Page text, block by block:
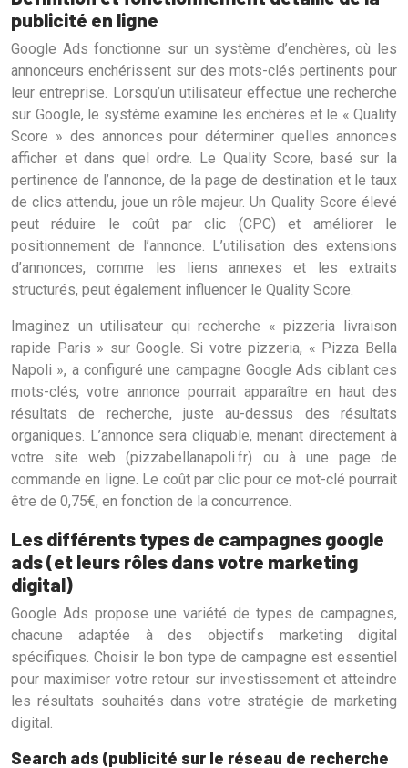
publicité en ligne
Google Ads fonctionne sur un système d’enchères, où les
annonceurs enchérissent sur des mots-clés pertinents pour
leur entreprise. Lorsqu’un utilisateur effectue une recherche
sur Google, le système examine les enchères et le « Quality
Score » des annonces pour déterminer quelles annonces
afficher et dans quel ordre. Le Quality Score, basé sur la
pertinence de l’annonce, de la page de destination et le taux
de clics attendu, joue un rôle majeur. Un Quality Score élevé
peut réduire le coût par clic (CPC) et améliorer le
positionnement de l’annonce. L’utilisation des extensions
d’annonces, comme les liens annexes et les extraits
structurés, peut également influencer le Quality Score.
Imaginez un utilisateur qui recherche « pizzeria livraison
rapide Paris » sur Google. Si votre pizzeria, « Pizza Bella
Napoli », a configuré une campagne Google Ads ciblant ces
mots-clés, votre annonce pourrait apparaître en haut des
résultats de recherche, juste au-dessus des résultats
organiques. L’annonce sera cliquable, menant directement à
votre site web (pizzabellanapoli.fr) ou à une page de
commande en ligne. Le coût par clic pour ce mot-clé pourrait
être de 0,75€, en fonction de la concurrence.
Les différents types de campagnes google
ads (et leurs rôles dans votre marketing
digital)
Google Ads propose une variété de types de campagnes,
chacune adaptée à des objectifs marketing digital
spécifiques. Choisir le bon type de campagne est essentiel
pour maximiser votre retour sur investissement et atteindre
les résultats souhaités dans votre stratégie de marketing
digital.
Search ads (publicité sur le réseau de recherche